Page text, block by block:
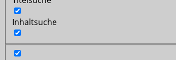
Inhaltsuche